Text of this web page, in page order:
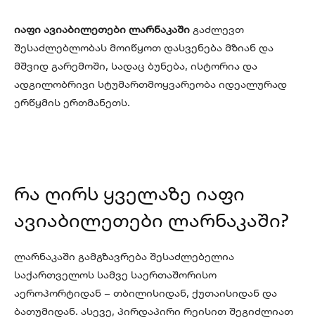
იაფი ავიაბილეთები ლარნაკაში გაძლევთ
შესაძლებლობას მოიწყოთ დასვენება მზიან და
მშვიდ გარემოში, სადაც ბუნება, ისტორია და
ადგილობრივი სტუმართმოყვარეობა იდეალურად
ერწყმის ერთმანეთს.
რა ღირს ყველაზე იაფი
ავიაბილეთები ლარნაკაში?
ლარნაკაში გამგზავრება შესაძლებელია
საქართველოს სამვე საერთაშორისო
აეროპორტიდან – თბილისიდან, ქუთაისიდან და
ბათუმიდან. ასევე, პირდაპირი რეისით შეგიძლიათ